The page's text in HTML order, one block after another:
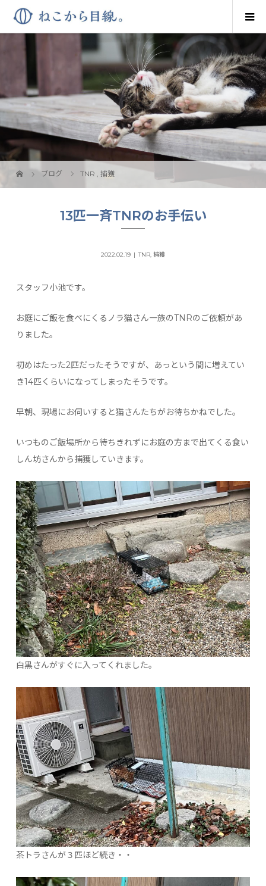
ブログ TNR ,捕獲
13匹一斉TNRのお手伝い
2022.02.19 TNR, 捕獲
スタッフ小池です。
お庭にご飯を食べにくるノラ猫さん一族のTNRのご依頼があ
りました。
初めはたった2匹だったそうですが、あっという間に増えてい
き14匹くらいになってしまったそうです。
早朝、現場にお伺いすると猫さんたちがお待ちかねでした。
いつものご飯場所から待ちきれずにお庭の方まで出てくる食い
しん坊さんから捕獲していきます。
白黒さんがすぐに入ってくれました。
茶トラさんが３匹ほど続き・・